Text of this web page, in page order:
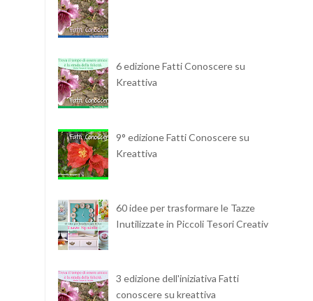
6 edizione Fatti Conoscere su
Kreattiva
9° edizione Fatti Conoscere su
Kreattiva
60 idee per trasformare le Tazze
Inutilizzate in Piccoli Tesori Creativi
3 edizione dell'iniziativa Fatti
conoscere su kreattiva